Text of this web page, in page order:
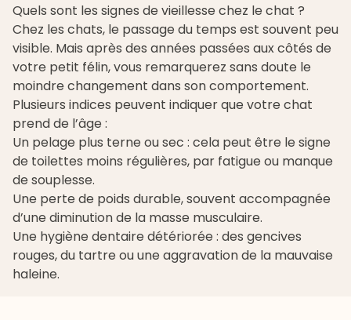
Quels sont les signes de vieillesse chez le chat ?
Chez les chats, le passage du temps est souvent peu
visible. Mais après des années passées aux côtés de
votre petit félin, vous remarquerez sans doute le
moindre changement dans son comportement.
Plusieurs indices peuvent indiquer que votre chat
prend de l’âge :
Un pelage plus terne ou sec : cela peut être le signe
de toilettes moins régulières, par fatigue ou manque
de souplesse.
Une perte de poids durable, souvent accompagnée
d’une diminution de la masse musculaire.
Une hygiène dentaire détériorée : des gencives
rouges, du tartre ou une aggravation de la mauvaise
haleine.